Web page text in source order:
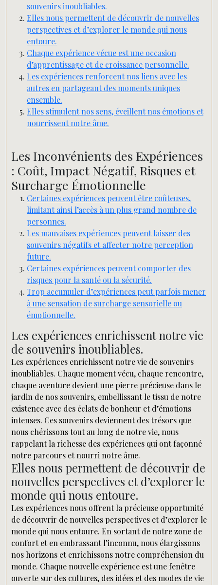
souvenirs inoubliables.
Elles nous permettent de découvrir de nouvelles
perspectives et d’explorer le monde qui nous
entoure.
Chaque expérience vécue est une occasion
d’apprentissage et de croissance personnelle.
Les expériences renforcent nos liens avec les
autres en partageant des moments uniques
ensemble.
Elles stimulent nos sens, éveillent nos émotions et
nourrissent notre âme.
Les Inconvénients des Expériences
: Coût, Impact Négatif, Risques et
Surcharge Émotionnelle
Certaines expériences peuvent être coûteuses,
limitant ainsi l’accès à un plus grand nombre de
personnes.
Les mauvaises expériences peuvent laisser des
souvenirs négatifs et affecter notre perception
future.
Certaines expériences peuvent comporter des
risques pour la santé ou la sécurité.
Trop accumuler d’expériences peut parfois mener
à une sensation de surcharge sensorielle ou
émotionnelle.
Les expériences enrichissent notre vie
de souvenirs inoubliables.
Les expériences enrichissent notre vie de souvenirs
inoubliables. Chaque moment vécu, chaque rencontre,
chaque aventure devient une pierre précieuse dans le
jardin de nos souvenirs, embellissant le tissu de notre
existence avec des éclats de bonheur et d’émotions
intenses. Ces souvenirs deviennent des trésors que
nous chérissons tout au long de notre vie, nous
rappelant la richesse des expériences qui ont façonné
notre parcours et nourri notre âme.
Elles nous permettent de découvrir de
nouvelles perspectives et d’explorer le
monde qui nous entoure.
Les expériences nous offrent la précieuse opportunité
de découvrir de nouvelles perspectives et d’explorer le
monde qui nous entoure. En sortant de notre zone de
confort et en embrassant l’inconnu, nous élargissons
nos horizons et enrichissons notre compréhension du
monde. Chaque nouvelle expérience est une fenêtre
ouverte sur des cultures, des idées et des modes de vie